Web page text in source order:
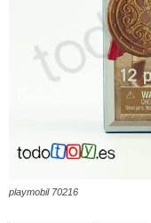
playmobil 70216